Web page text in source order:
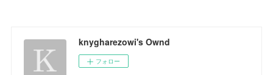
knygharezowi's Ownd
フォロー